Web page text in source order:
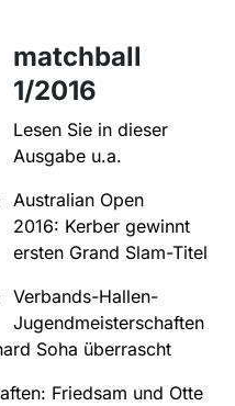
matchball
1/2016
Lesen Sie in dieser
Ausgabe u.a.
Australian Open
2016: Kerber gewinnt
ersten Grand Slam-Titel
Verbands-Hallen-
Jugendmeisterschaften
Soha überrascht
Friedsam und Otte